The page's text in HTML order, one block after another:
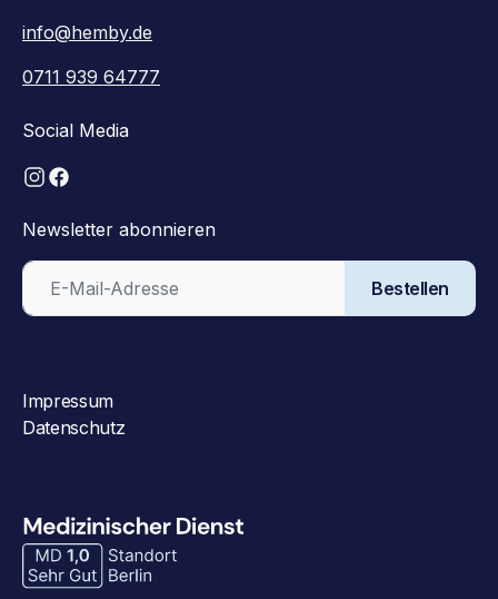
info@hemby.de
0711 939 64777
Social Media
Newsletter abonnieren
Bestellen
Impressum
Datenschutz